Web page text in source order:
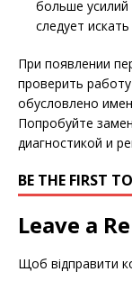
больше
следует
При появлении
проверить
обусловлено
Попробуйте
диагностикой и
BE THE FIRST
Leave a
Щоб відправити